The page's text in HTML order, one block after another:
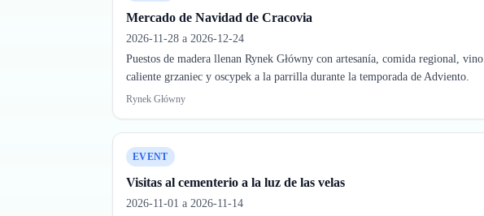
Mercado de Navidad de Cracovia
2026-11-28 a 2026-12-24
Puestos de madera llenan Rynek Główny con artesanía, comida regional, vino
caliente grzaniec y oscypek a la parrilla durante la temporada de Adviento.
Rynek Główny
EVENT
Visitas al cementerio a la luz de las velas
2026-11-01 a 2026-11-14